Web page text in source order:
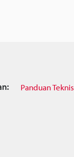
Panduan Teknis